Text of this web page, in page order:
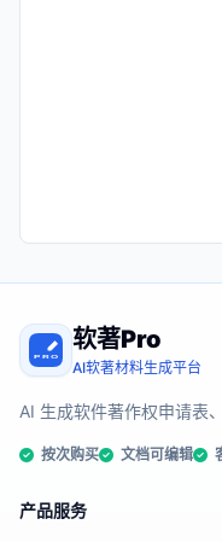
软著Pro
AI软著材料生成平台
AI 生成软件著作权申请表
按次购买 文档可编辑
产品服务